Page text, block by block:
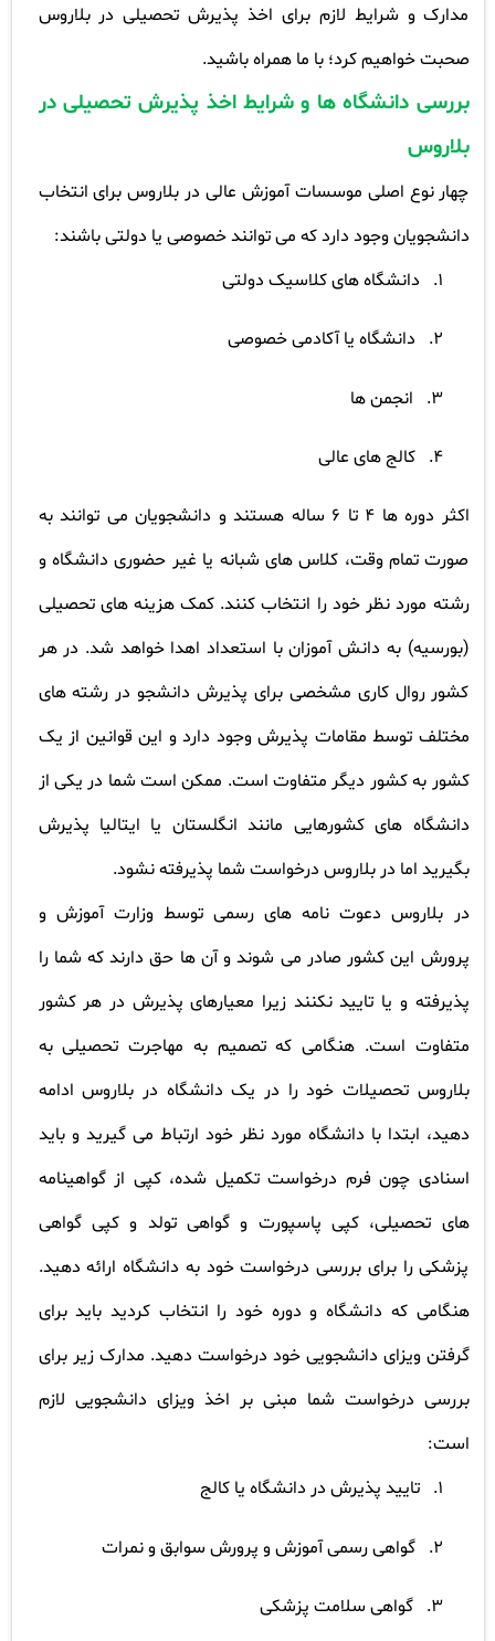
مدارک و شرایط لازم برای اخذ پذیرش تحصیلی در بلاروس
صحبت خواهیم کرد؛ با ما همراه باشید.
بررسی دانشگاه ها و شرایط اخذ پذیرش تحصیلی در
بلاروس
چهار نوع اصلی موسسات آموزش عالی در بلاروس برای انتخاب
دانشجویان وجود دارد که می توانند خصوصی یا دولتی باشند:
1.
دانشگاه های کلاسیک دولتی
2. دانشگاه یا آکادمی خصوصی
3. انجمن ها
4. کالج های عالی
اکثر دوره ها 4 تا 6 ساله هستند و دانشجویان می توانند به
صورت تمام وقت، کلاس های شبانه یا غیر حضوری دانشگاه و
رشته مورد نظر خود را انتخاب کنند. کمک هزینه های تحصیلی
(بورسیه) به دانش آموزان با استعداد اهدا خواهد شد. در هر
کشور روال کاری مشخصی برای پذیرش دانشجو در رشته های
مختلف توسط مقامات پذیرش وجود دارد و این قوانین از یک
کشور به کشور دیگر متفاوت است. ممکن است شما در یکی از
دانشگاه های کشورهایی مانند انگلستان یا ایتالیا پذیرش
بگیرید اما در بلاروس درخواست شما پذیرفته نشود.
در بلاروس دعوت نامه های رسمی توسط وزارت آموزش و
پرورش این کشور صادر می شوند و آن ها حق دارند که شما را
پذیرفته و یا تایید نکنند زیرا معیارهای پذیرش در هر کشور
متفاوت است. هنگامی که تصمیم به مهاجرت تحصیلی به
بلاروس تحصیلات خود را در یک دانشگاه در بلاروس ادامه
دهید، ابتدا با دانشگاه مورد نظر خود ارتباط می گیرید و باید
اسنادی چون فرم درخواست تکمیل شده، کپی از گواهینامه
های تحصیلی، کپی پاسپورت و گواهی تولد و کپی گواهی
پزشکی را برای بررسی درخواست خود به دانشگاه ارائه دهید.
هنگامی که دانشگاه و دوره خود را انتخاب کردید باید برای
گرفتن ویزای دانشجویی خود درخواست دهید. مدارک زیر برای
بررسی درخواست شما مبنی بر اخذ ویزای دانشجویی لازم
است:
1.
تایید پذیرش در دانشگاه یا کالج
2. گواهی رسمی آموزش و پرورش سوابق و نمرات
3. گواهی سلامت پزشکی